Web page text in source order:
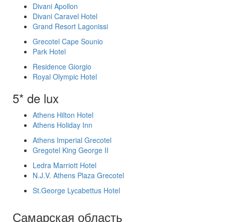
Divani Apollon
Divani Caravel Hotel
Grand Resort Lagonissi
Grecotel Cape Sounio
Park Hotel
Residence Giorgio
Royal Olympic Hotel
5* de lux
Athens Hilton Hotel
Athens Holiday Inn
Athens Imperial Grecotel
Gregotel King George II
Ledra Marriott Hotel
N.J.V. Athens Plaza Grecotel
St.George Lycabettus Hotel
Самарская область